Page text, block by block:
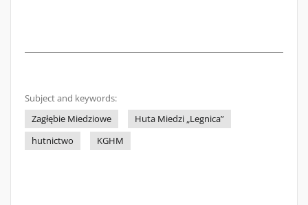
Subject and keywords:
Zagłębie Miedziowe
Huta Miedzi „Legnica”
hutnictwo
KGHM